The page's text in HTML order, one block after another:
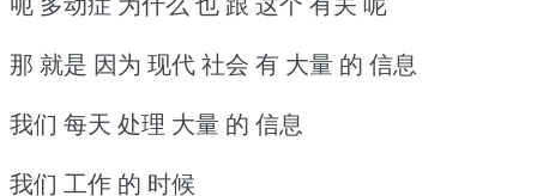
那 就是 因为 现代 社会 有 大量 的 信息
我们 每天 处理 大量 的 信息
我们 工作 的 时候